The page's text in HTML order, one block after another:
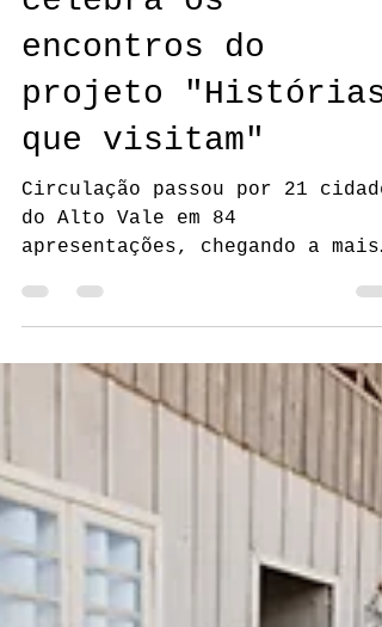
Cobaia Cênica
celebra os
encontros do
projeto "Histórias
que visitam"
Circulação passou por 21
do Alto Vale em 84